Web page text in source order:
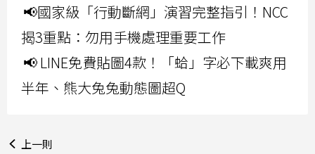
📢國家級「行動斷網」演習完整指引！NCC
揭3重點：勿用手機處理重要工作
📢 LINE免費貼圖4款！「蛤」字必下載爽用
半年、熊大兔兔動態圖超Q
上一則